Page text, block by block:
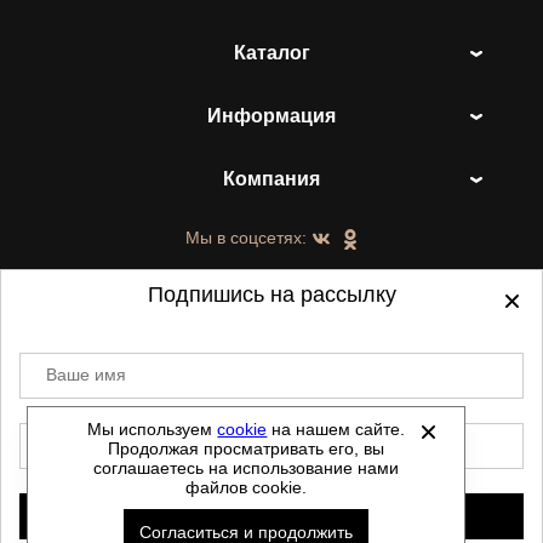
Каталог
Информация
Компания
Мы в соцсетях:
©2021-2026 - ShoesTown.ru - все права
защищены.
Данный сайт не является интернет магазином и
не является публичной офертой.
Политика обработки персональных данных
Мы используемcookie на нашем сайте.
Продолжая просматривать его, вы
соглашаетесь на использование нами
файлов cookie.
Согласиться и продолжить
Подпишись на рассылку
Ваше имя